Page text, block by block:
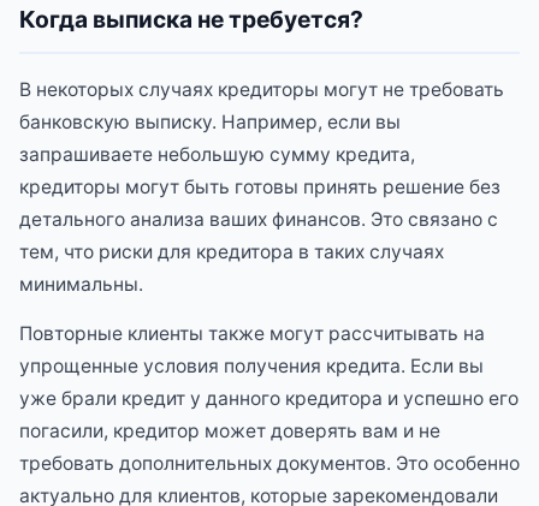
Когда выписка не требуется?
В некоторых случаях кредиторы могут не требовать
банковскую выписку. Например, если вы
запрашиваете небольшую сумму кредита,
кредиторы могут быть готовы принять решение без
детального анализа ваших финансов. Это связано с
тем, что риски для кредитора в таких случаях
минимальны.
Повторные клиенты также могут рассчитывать на
упрощенные условия получения кредита. Если вы
уже брали кредит у данного кредитора и успешно его
погасили, кредитор может доверять вам и не
требовать дополнительных документов. Это особенно
актуально для клиентов, которые зарекомендовали